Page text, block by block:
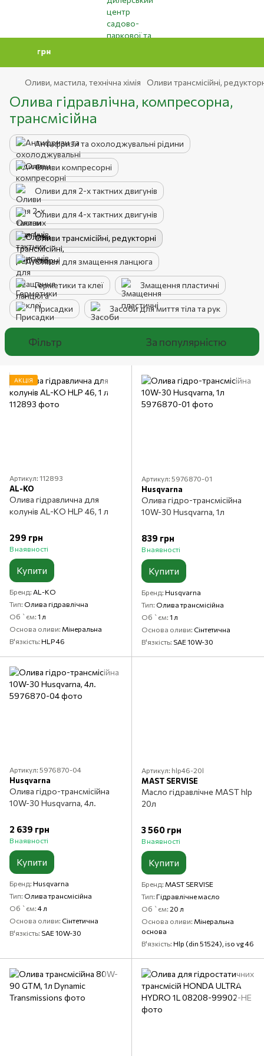
Оливи, мастила, технічна хімія Оливи трансмісійні,
Олива гідравлічна, компресорна,
трансмісійна
Антифризи та охолоджувальні рідини
Оливи компресорні
Оливи для 2-х тактних двигунів
Оливи для 4-х тактних двигунів
Оливи трансмісійні, редукторні
Оливи для змащення ланцюга
Герметики та клеї Змащення пластичні
Присадки Засоби для миття тіла та рук
Фільтр За популярністю
АКЦІЯ
Артикул: 112893
AL-KO
Олива гідравлична для
колунів AL-KO HLP 46, 1 л
299 грн
В наявності
Купити
Бренд AL-KO
Тип Олива гідравлічна
Об `єм 1 л
Основа оливи Мінеральна
В'язкість HLP 46
Артикул: 5976870-01
Husqvarna
Олива гідро-трансмісійна
10W-30 Husqvarna, 1л
839 грн
В наявності
Купити
Бренд Husqvarna
Тип Олива трансмісійна
Об `єм 1 л
Основа оливи Сінтетична
В'язкість SAE 10W-30
Артикул: 5976870-04
Husqvarna
Олива гідро-трансмісійна
10W-30 Husqvarna, 4л.
2 639 грн
В наявності
Купити
Бренд Husqvarna
Тип Олива трансмісійна
Об `єм 4 л
Основа оливи Сінтетична
В'язкість SAE 10W-30
Артикул: hlp46-20l
MAST SERVISE
Масло гідравлічне MAST hlp
20л
3 560 грн
В наявності
Купити
Бренд MAST SERVISE
Тип Гідравлічне масло
Об `єм 20 л
Основа оливи Мінеральна
основа
В'язкість Hlp (din 51524), iso vg 46